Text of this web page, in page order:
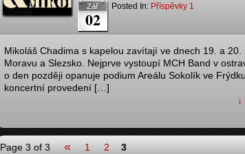
Zář
02
Posted In: Příspěvky 1
Mikoláš Chadima s kapelou zavítají ve dnech 19. a
Moravu a Slezsko. Nejprve vystoupí MCH Band v
o den později opanuje podium Areálu Sokolík ve
koncertní provedení […]
Page 3 of 3 « 1 2 3